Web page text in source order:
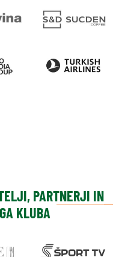
PARTNERJI IN
KLUBA